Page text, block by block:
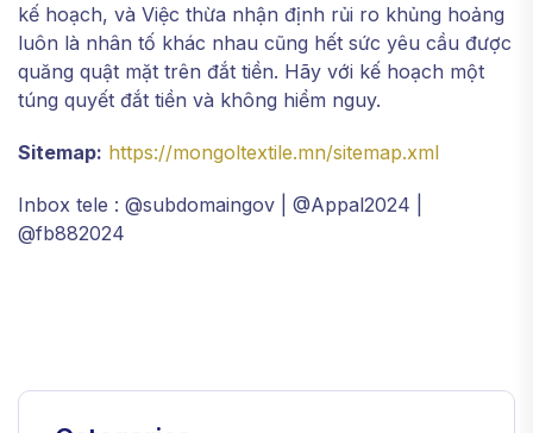
kế hoạch, và Việc thừa nhận định rủi ro khủng hoảng
luôn là nhân tố khác nhau cũng hết sức yêu cầu được
quăng quật mặt trên đắt tiền. Hãy với kế hoạch một
túng quyết đắt tiền và không hiểm nguy.
Sitemap: https://mongoltextile.mn/sitemap.xml
Inbox tele : @subdomaingov | @Appal2024 |
@fb882024